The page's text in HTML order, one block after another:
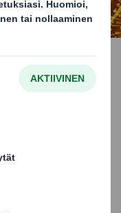
DS
–
EOD™ palkittiin jo